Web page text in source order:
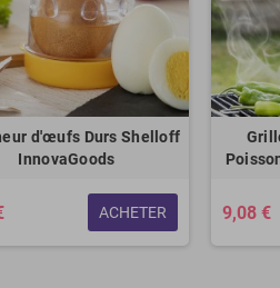
d'œufs Durs Shelloff
InnovaGoods
ACHETER 9,08 €